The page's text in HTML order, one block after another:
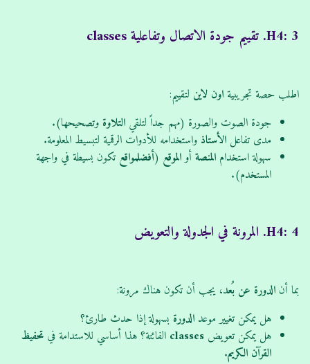
H4: 3. تقييم جودة الاتصال وتفاعلية classes
اطلب حصة تجريبيةاون لاين لتقييم:
جودة الصوت والصورة (مهم جداً لتلقي التلاوة وتصحيحها).
مدى تفاعل الأستاذ واستخدامه للأدوات الرقمية لتبسيط المعلومة.
سهولة استخدام المنصةأوالموقع (أفضلمواقع تكون بسيطة في واجهة
المستخدم).
H4: 4. المرونة في الجدولة والتعويض
بما أنالدورة عن بُعد، يجب أن تكون هناك مرونة:
هل يمكن تغيير موعد الدورة بسهولة إذا حدث طارئ؟
هل يمكن تعويض classes الفائتة؟ هذا أساسي للاستدامة في تحفيظ
القرآن الكريم.